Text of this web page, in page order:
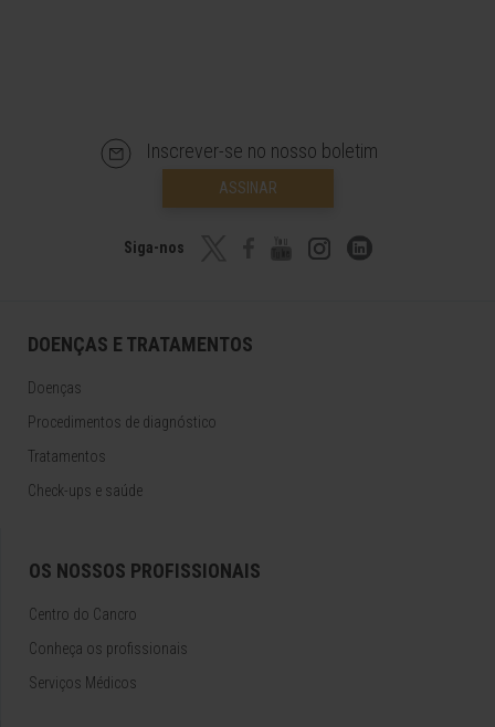
Inscrever-se no nosso boletim
ASSINAR
Siga-nos
DOENÇAS E TRATAMENTOS
Doenças
Procedimentos de diagnóstico
Tratamentos
Check-ups e saúde
OS NOSSOS PROFISSIONAIS
Centro do Cancro
Conheça os profissionais
Serviços Médicos